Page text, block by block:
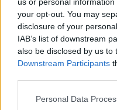
your opt-out. You may
disclosure of your
IAB’s list of downstream
also be disclosed by us to
Downstream Participants
Personal Data
DEIXA UNA RESPOSTA